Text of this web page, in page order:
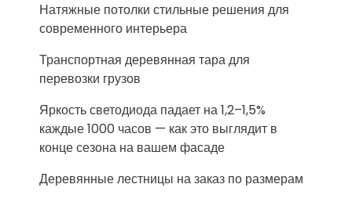
Натяжные потолки стильные решения для
современного интерьера
Транспортная деревянная тара для
перевозки грузов
Яркость светодиода падает на 1,2–1,5%
каждые 1000 часов — как это выглядит в
конце сезона на вашем фасаде
Деревянные лестницы на заказ по размерам